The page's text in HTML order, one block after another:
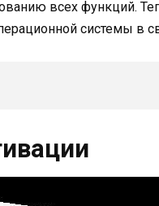
всех функций.
системы в